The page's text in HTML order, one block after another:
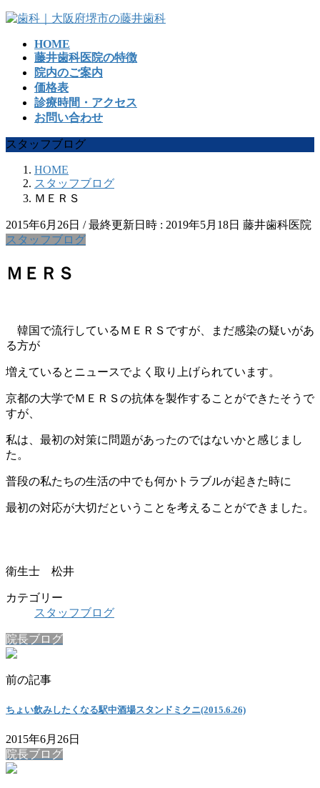
コ
ッ
プ
ナ
移
動
HOME
藤井歯科医院の特徴
院内のご案内
価格表
診療時間・アクセス
お問い合わせ
スタッフブログ
HOME
スタッフブログ
ＭＥＲＳ
2015年6月26日 / 最終更新日時 : 2019年5月18日 藤井歯科医院
スタッフブログ
ＭＥＲＳ
韓国で流行しているＭＥＲＳですが、まだ感染の疑いがあ
る方が
増えているとニュースでよく取り上げられています。
京都の大学でＭＥＲＳの抗体を製作することができたそうで
すが、
私は、最初の対策に問題があったのではないかと感じまし
た。
普段の私たちの生活の中でも何かトラブルが起きた時に
最初の対応が大切だということを考えることができました。
衛生士 松井
カテゴリー
スタッフブログ
院長ブログ
前の記事
ちょい飲みしたくなる駅中酒場スタンドミクニ(2015.6.26)
2015年6月26日
院長ブログ